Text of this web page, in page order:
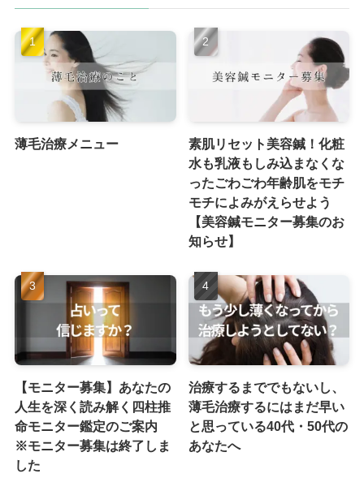
薄毛治療メニュー
素肌リセット美容鍼！化粧
水も乳液もしみ込まなくな
ったごわごわ年齢肌をモチ
モチによみがえらせよう
【美容鍼モニター募集のお
知らせ】
【モニター募集】あなたの
人生を深く読み解く四柱推
命モニター鑑定のご案内
※モニター募集は終了しま
した
治療するまででもないし、
薄毛治療するにはまだ早い
と思っている40代・50代の
あなたへ